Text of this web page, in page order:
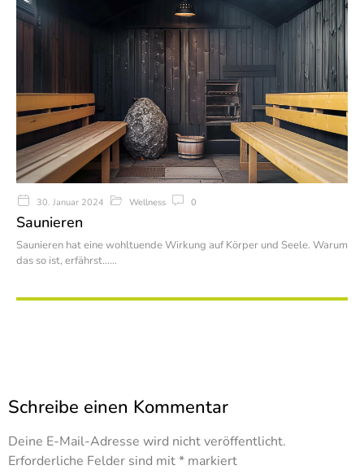
30. Januar 2024 Wellness 0
Saunieren
Saunieren hat eine wohltuende Wirkung auf Körper und Seele. Warum
das so ist, erfährst…
Schreibe einen Kommentar
Deine E-Mail-Adresse wird nicht veröffentlicht.
Erforderliche Felder sind mit* markiert